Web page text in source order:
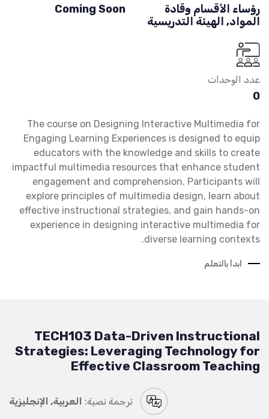
رؤساء الأقسام وقادة
المواد, الهيئة التدريسية
Coming Soon
عدد الوحدات
0
The course on Designing Interactive Multimedia for
Engaging Learning Experiences is designed to equip
educators with the knowledge and skills to create
impactful multimedia resources that enhance student
engagement and comprehension. Participants will
explore principles of multimedia design, learn about
effective instructional strategies, and gain hands-on
experience in designing interactive multimedia for
diverse learning contexts.
ابدأ بالتعلم
TECH103 Data-Driven Instructional
Strategies: Leveraging Technology for
Effective Classroom Teaching
ترجمة نصية: العربية, الإنجليزية